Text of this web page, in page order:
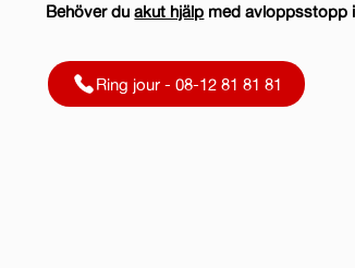
Behöver duakut hjälp med avloppsstopp
Ring jour - 08-12 81 81 81